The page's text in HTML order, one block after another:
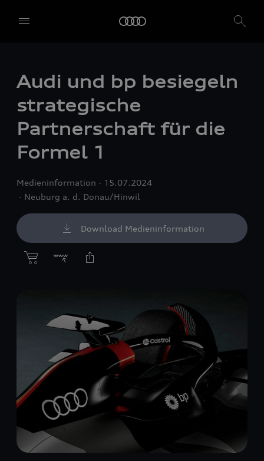
Audi und bp besiegeln
strategische
Partnerschaft für die
Formel 1
Medieninformation
15.07.2024
Neuburg a. d. Donau/Hinwil
Download Medieninformation